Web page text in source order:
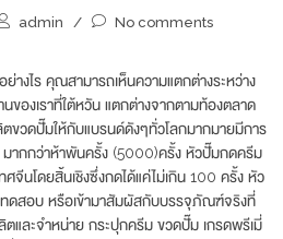
admin / No comments
างไร คุณสามารถเห็นความแตกต่างระหว่าง
องเราที่ใต้หวัน แตกต่างจากตามท้องตลาด
ตขวดปั๊มให้กับแบรนด์ดังๆทั่วโลกมากมายมีการ
ากกว่าห้าพันครั้ง (5000)ครั้ง หัวปั๊มกดครีม
จีนโดยสิ้นเชิงซึ่งกดได้แค่ไม่เกิน 100 ครั้ง หัว
ทดสอบ หรือเข้ามาสัมผัสกับบรรจุภัณฑ์จริงที่
และจำหน่าย กระปุกครีม ขวดปั๊ม เกรดพรีเมี่